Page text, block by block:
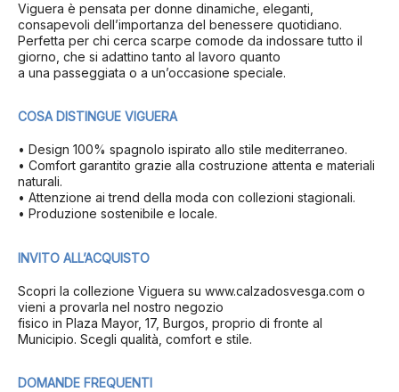
Viguera è pensata per donne dinamiche, eleganti,
consapevoli dell’importanza del benessere quotidiano.
Perfetta per chi cerca scarpe comode da indossare tutto il
giorno, che si adattino tanto al lavoro quanto
a una passeggiata o a un’occasione speciale.
COSA DISTINGUE VIGUERA
• Design 100% spagnolo ispirato allo stile mediterraneo.
• Comfort garantito grazie alla costruzione attenta e materiali
naturali.
• Attenzione ai trend della moda con collezioni stagionali.
• Produzione sostenibile e locale.
INVITO ALL’ACQUISTO
Scopri la collezione Viguera su www.calzadosvesga.com o
vieni a provarla nel nostro negozio
fisico in Plaza Mayor, 17, Burgos, proprio di fronte al
Municipio. Scegli qualità, comfort e stile.
DOMANDE FREQUENTI